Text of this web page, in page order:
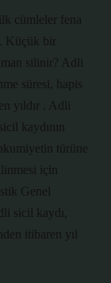
cümleler fena
Küçük bir
silinir? Adli
süresi, hapis
yıldır . Adli
kaydının
türüne
için
Genel
sicil kaydı,
itibaren yıl